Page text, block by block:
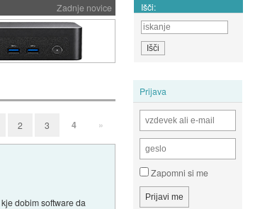
Zadnje novice Išči:
Prijava
Zapomni si me
2 3 4 »
dobim software da